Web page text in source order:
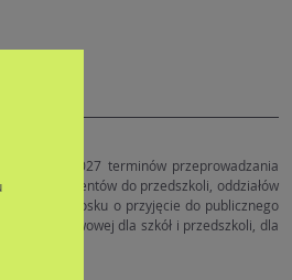
2026/2027 terminów przeprowadzania
dokumentów do przedszkoli, oddziałów
wzoru wniosku o przyjęcie do publicznego
podstawowej dla szkół i przedszkoli, dla